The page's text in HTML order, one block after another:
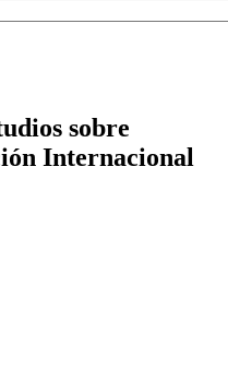
sobre
Internacional